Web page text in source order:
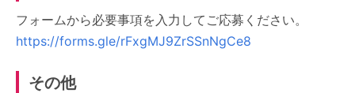
フォームから必要事項を入力してご応募ください。
https://forms.gle/rFxgMJ9ZrSSnNgCe8
その他